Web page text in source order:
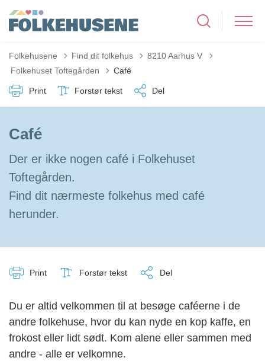
Folkehusene Find dit folkehus
8210 Aarhus V
Tilbage til
Folkehuset Toftegården Café
Print Forstør tekst Del
Café
Der er ikke nogen café i Folkehuset
Toftegården.
Find dit nærmeste folkehus med café
herunder.
Print Forstør tekst Del
Du er altid velkommen til at besøge caféerne i de
andre folkehuse, hvor du kan nyde en kop kaffe, en
frokost eller lidt sødt. Kom alene eller sammen med
andre - alle er velkomne.